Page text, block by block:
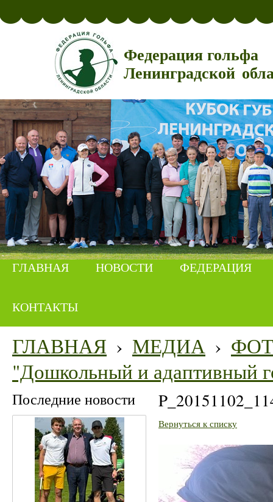
Федерация гольфа
Ленинградской
ГЛАВНАЯ НОВОСТИ ФЕДЕРАЦИЯ
КОНТАКТЫ
ГЛАВНАЯ › МЕДИА ›
"Дошкольный и адаптивный
Последние новости
Вернуться к списку